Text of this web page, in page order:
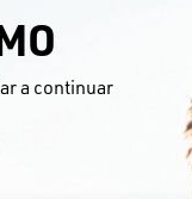
a continuar